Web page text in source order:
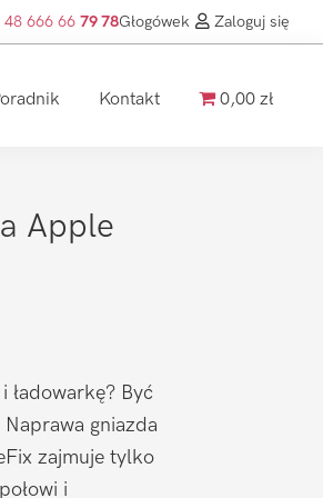
48 666 66 79 78Głogówek Zaloguj się
Kontakt 0,00 zł
Apple
ładowarkę? Być
gniazda
zajmuje tylko
i